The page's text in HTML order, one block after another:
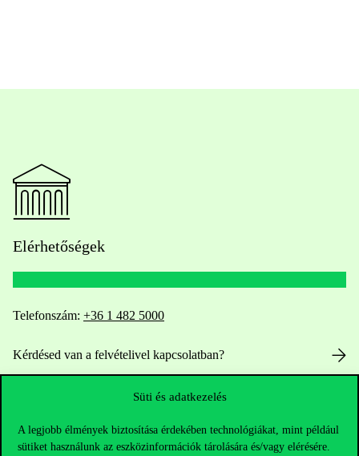
Süti és adatkezelés
A legjobb élmények biztosítása érdekében technológiákat, mint például
sütiket használunk az eszközinformációk tárolására és/vagy elérésére.
Elérhetőségek
Telefonszám: +36 1 482 5000
Kérdésed van a felvételivel kapcsolatban?
HUB jelenlegi hallgatóinknak